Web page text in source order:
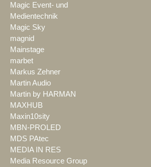
Magic Event- und
Medientechnik
Magic Sky
magnid
Mainstage
marbet
Markus Zehner
Martin Audio
Martin by HARMAN
MAXHUB
Maxin10sity
MBN-PROLED
MDS PAtec
MEDIA IN RES
Media Resource Group